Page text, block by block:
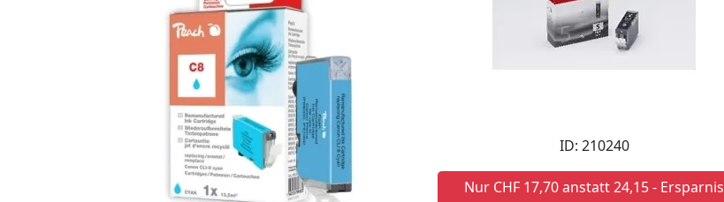
ID: 210240
Nur CHF 17,70 anstatt 24,15 - Ersparnis